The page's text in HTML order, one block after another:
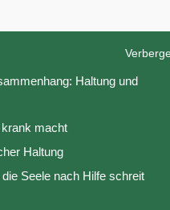
Haltung und
macht
Haltung
Seele nach Hilfe schreit